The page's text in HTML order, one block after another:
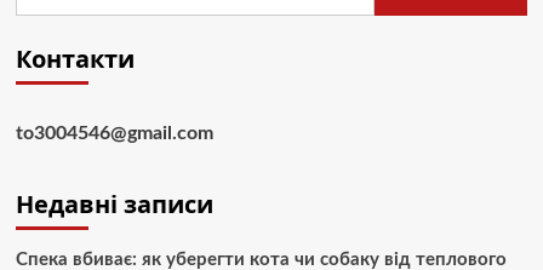
Контакти
to3004546@gmail.com
Недавні записи
Спека вбиває: як уберегти кота чи собаку від теплового